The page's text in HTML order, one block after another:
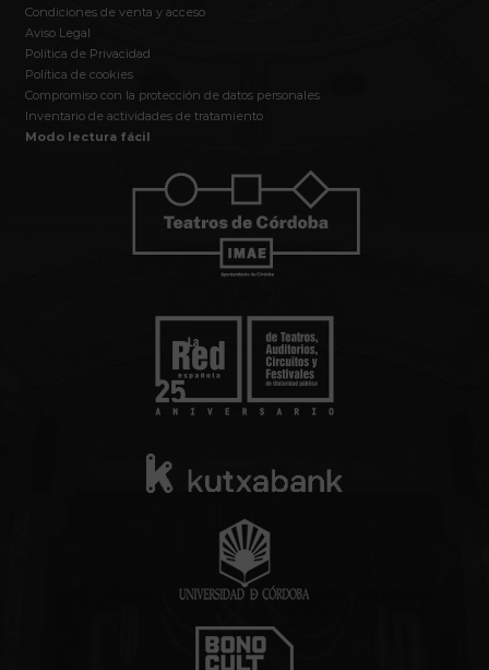
Condiciones de venta y acceso
Aviso Legal
Política de Privacidad
Política de cookies
Compromiso con la protección de datos personales
Inventario de actividades de tratamiento
Modo lectura fácil